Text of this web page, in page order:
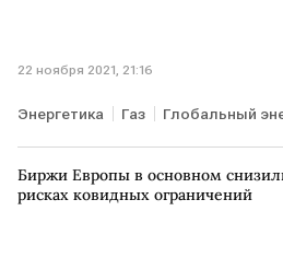
22 ноября 2021, 21:16
Энергетика Газ Глобальный
Газпром МОЛДАВИЯ
Биржи Европы в основном
рисках ковидных ограничений